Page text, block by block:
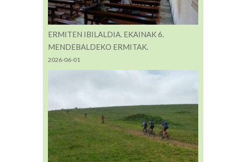
ERMITEN IBILALDIA. EKAINAK 6.
MENDEBALDEKO ERMITAK.
2026-06-01